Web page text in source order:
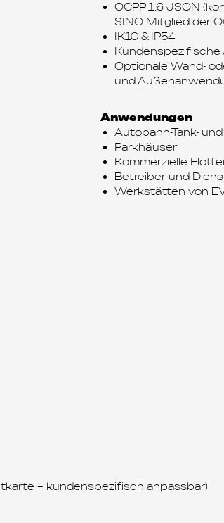
OCPP 1.6 JSON
SINO Mitglied der
IK10 & IP54
Kundenspezifische
Optionale Wand-
und
Anwendungen
Autobahn-Tank-
Parkhäuser
Kommerzielle
Betreiber und
Werkstätten von
– kundenspezifisch anpassbar)